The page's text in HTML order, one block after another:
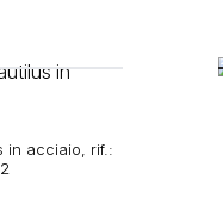
in acciaio, rif.: